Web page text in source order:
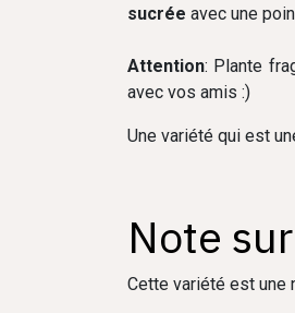
sucrée avec une
Attention: Plante
avec vos amis :)
Une variété qui est
Note
Cette variété est une